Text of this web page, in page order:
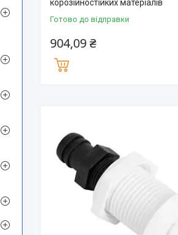
корозійностійких матеріалів
Готово до відправки
904,09 ₴